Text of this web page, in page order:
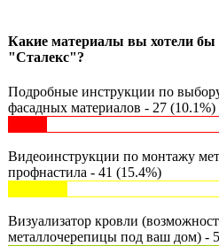
Какие материалы вы хотели бы
"Сталекс"?
Подробные инструкции по
фасадных материалов - 27 (10.1%)
Видеоинструкции по монтажу
профнастила - 41 (15.4%)
Визуализатор кровли
металлочерепицы под ваш дом) -